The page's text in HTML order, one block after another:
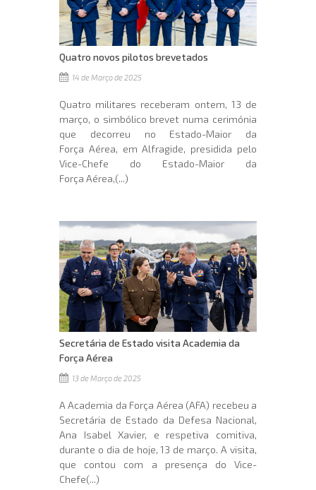
Quatro novos pilotos brevetados
14 de Março de 2025
Quatro militares receberam ontem, 13 de
março, o simbólico brevet numa cerimónia
que decorreu no Estado-Maior da
Força Aérea, em Alfragide, presidida pelo
Vice-Chefe do Estado-Maior da
Força Aérea,(...)
Secretária de Estado visita Academia da
Força Aérea
13 de Março de 2025
A Academia da Força Aérea (AFA) recebeu a
Secretária de Estado da Defesa Nacional,
Ana Isabel Xavier, e respetiva comitiva,
durante o dia de hoje, 13 de março. A visita,
que contou com a presença do Vice-
Chefe(...)